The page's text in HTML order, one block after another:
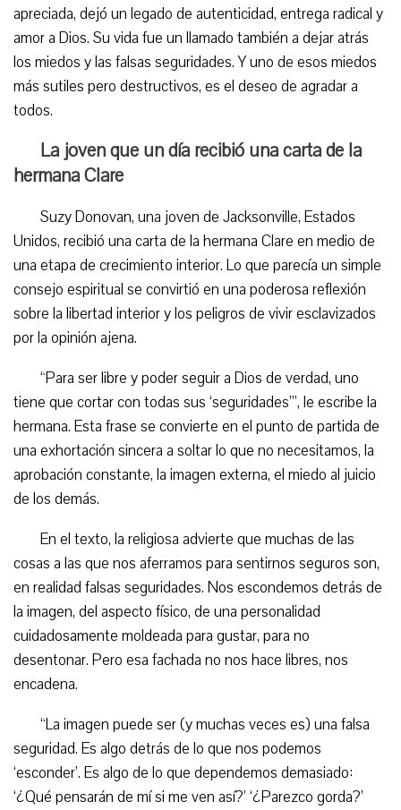
apreciada, dejó un legado de autenticidad, entrega radical y
amor a Dios. Su vida fue un llamado también a dejar atrás
los miedos y las falsas seguridades. Y uno de esos miedos
más sutiles pero destructivos, es el deseo de agradar a
todos.
La joven que un día recibió una carta de la
hermana Clare
Suzy Donovan, una joven de Jacksonville, Estados
Unidos, recibió una carta de la hermana Clare en medio de
una etapa de crecimiento interior. Lo que parecía un simple
consejo espiritual se convirtió en una poderosa reflexión
sobre la libertad interior y los peligros de vivir esclavizados
por la opinión ajena.
“Para ser libre y poder seguir a Dios de verdad, uno
tiene que cortar con todas sus ‘seguridades’”, le escribe la
hermana. Esta frase se convierte en el punto de partida de
una exhortación sincera a soltar lo que no necesitamos, la
aprobación constante, la imagen externa, el miedo al juicio
de los demás.
En el texto, la religiosa advierte que muchas de las
cosas a las que nos aferramos para sentirnos seguros son,
en realidad falsas seguridades. Nos escondemos detrás de
la imagen, del aspecto físico, de una personalidad
cuidadosamente moldeada para gustar, para no
desentonar. Pero esa fachada no nos hace libres, nos
encadena.
“La imagen puede ser (y muchas veces es) una falsa
seguridad. Es algo detrás de lo que nos podemos
‘esconder’. Es algo de lo que dependemos demasiado:
‘¿Qué pensarán de mí si me ven así?’ ‘¿Parezco gorda?’